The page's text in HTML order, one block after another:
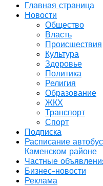
Главная страница
Новости
Общество
Власть
Происшествия
Культура
Здоровье
Политика
Религия
Образование
ЖКХ
Транспорт
Спорт
Подписка
Расписание
Каменском районе
Частные
Бизнес-новости
Реклама